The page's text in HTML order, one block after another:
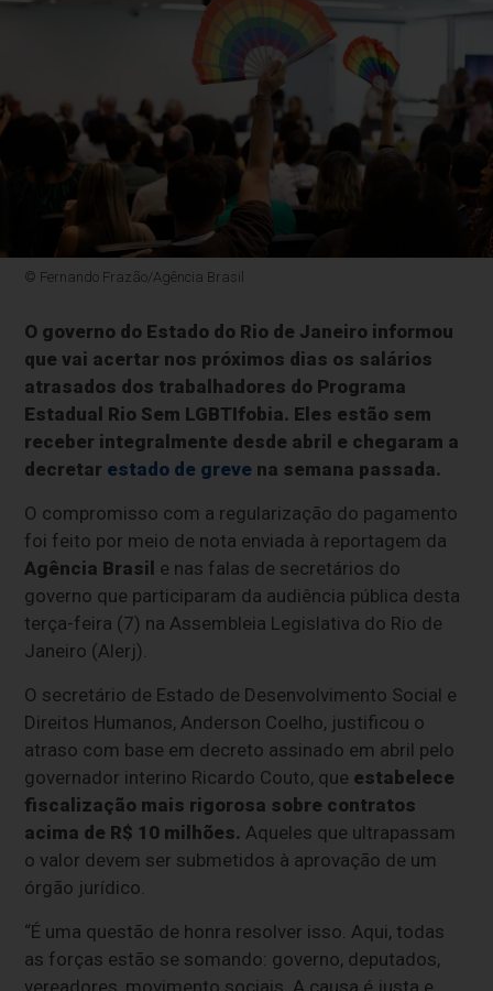
© Fernando Frazão/Agência Brasil
O governo do Estado do Rio de Janeiro informou
que vai acertar nos próximos dias os salários
atrasados dos trabalhadores do Programa
Estadual Rio Sem LGBTIfobia. Eles estão sem
receber integralmente desde abril e chegaram a
decretar estado de greve na semana passada.
O compromisso com a regularização do pagamento
foi feito por meio de nota enviada à reportagem da
Agência Brasil e nas falas de secretários do
governo que participaram da audiência pública desta
terça-feira (7) na Assembleia Legislativa do Rio de
Janeiro (Alerj).
O secretário de Estado de Desenvolvimento Social e
Direitos Humanos, Anderson Coelho, justificou o
atraso com base em decreto assinado em abril pelo
governador interino Ricardo Couto, que estabelece
fiscalização mais rigorosa sobre contratos
acima de R$ 10 milhões. Aqueles que ultrapassam
o valor devem ser submetidos à aprovação de um
órgão jurídico.
“É uma questão de honra resolver isso. Aqui, todas
as forças estão se somando: governo, deputados,